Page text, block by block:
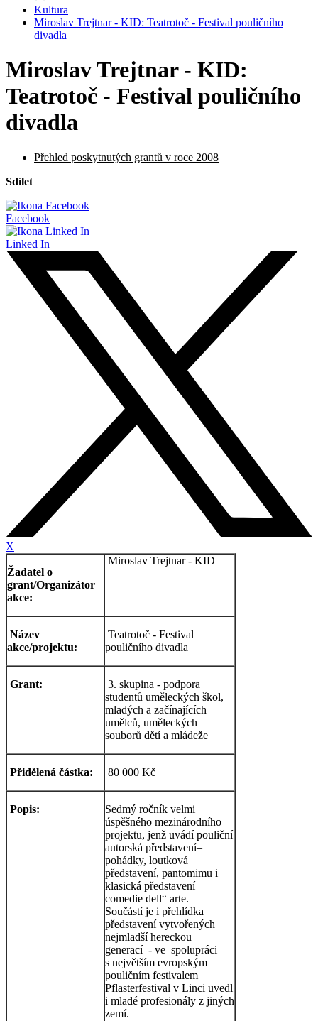
Kultura
Miroslav Trejtnar - KID: Teatrotoč - Festival pouličního
divadla
Miroslav Trejtnar - KID:
Teatrotoč - Festival pouličního
divadla
Přehled poskytnutých grantů v roce 2008
Sdílet
Facebook
Linked In
X
Žadatel o
grant/Organizátor
akce:
Miroslav Trejtnar - KID
Název
akce/projektu:
Teatrotoč - Festival
pouličního divadla
Grant:
3. skupina - podpora
studentů uměleckých škol,
mladých a začínajících
umělců, uměleckých
souborů dětí a mládeže
Přidělená částka: 80 000 Kč
Popis:
Sedmý ročník velmi
úspěšného mezinárodního
projektu, jenž uvádí pouliční
autorská představení–
pohádky, loutková
představení, pantomimu i
klasická představení
comedie dell“ arte.
Součástí je i přehlídka
představení vytvořených
nejmladší hereckou
generací - ve spolupráci
s největším evropským
pouličním festivalem
Pflasterfestival v Linci uvedl
i mladé profesionály z jiných
zemí.